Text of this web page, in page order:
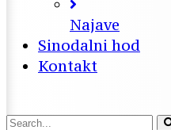
Najave
Sinodalni hod
Kontakt